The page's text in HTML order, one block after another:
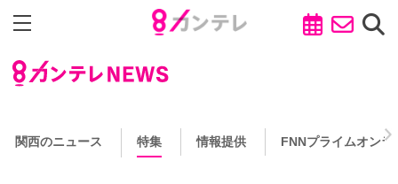
関西のニュース 特集 情報提供 FNNプライムオンラ